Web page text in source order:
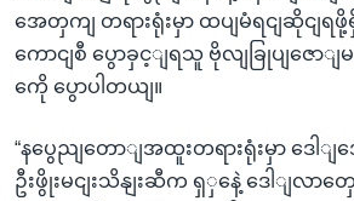
အေတှကျ တရားရုံးမှာ ထပျမံရငျဆိုငျ
ကောငျစီ ပွောခှင့ျရသူ ဗိုလျခြုပျဇောျ
ကေို ပွောပါတယျ။
“နပွေညျတောျအထူးတရားရုံးမှာ ဒေါျ
ဦးဖွိုးမငျးသိနျးဆီက ရှှနေဲ့ ဒေါျလာတှ